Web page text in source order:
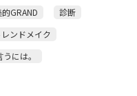
GRAND
診断
レンドメイク
には。